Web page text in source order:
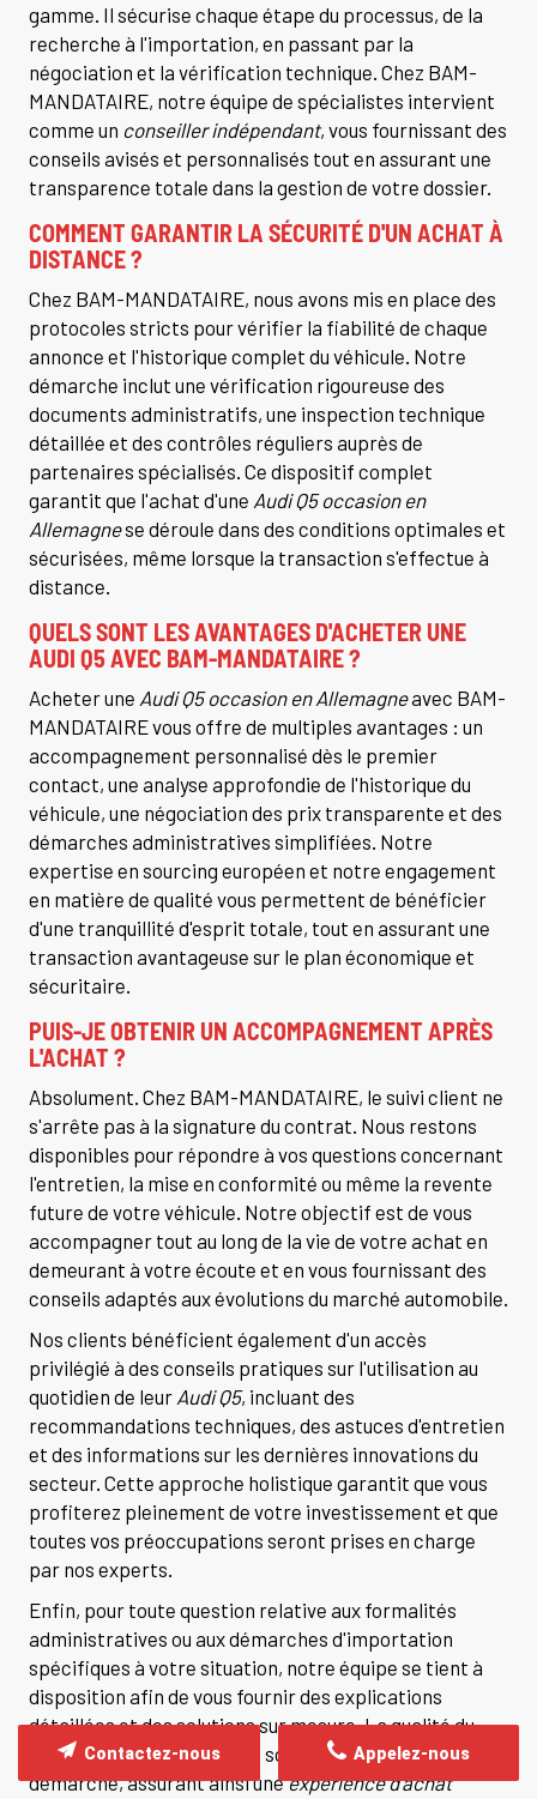
gamme. Il sécurise chaque étape du processus, de la
recherche à l'importation, en passant par la
négociation et la vérification technique. Chez BAM-
MANDATAIRE, notre équipe de spécialistes intervient
comme un conseiller indépendant, vous fournissant des
conseils avisés et personnalisés tout en assurant une
transparence totale dans la gestion de votre dossier.
COMMENT GARANTIR LA SÉCURITÉ D'UN ACHAT À
DISTANCE ?
Chez BAM-MANDATAIRE, nous avons mis en place des
protocoles stricts pour vérifier la fiabilité de chaque
annonce et l'historique complet du véhicule. Notre
démarche inclut une vérification rigoureuse des
documents administratifs, une inspection technique
détaillée et des contrôles réguliers auprès de
partenaires spécialisés. Ce dispositif complet
garantit que l'achat d'une Audi Q5 occasion en
Allemagnese déroule dans des conditions optimales et
sécurisées, même lorsque la transaction s'effectue à
distance.
QUELS SONT LES AVANTAGES D'ACHETER UNE
AUDI Q5 AVEC BAM-MANDATAIRE ?
Acheter une Audi Q5 occasion en Allemagneavec BAM-
MANDATAIRE vous offre de multiples avantages : un
accompagnement personnalisé dès le premier
contact, une analyse approfondie de l'historique du
véhicule, une négociation des prix transparente et des
démarches administratives simplifiées. Notre
expertise en sourcing européen et notre engagement
en matière de qualité vous permettent de bénéficier
d'une tranquillité d'esprit totale, tout en assurant une
transaction avantageuse sur le plan économique et
sécuritaire.
PUIS-JE OBTENIR UN ACCOMPAGNEMENT APRÈS
L'ACHAT ?
Absolument. Chez BAM-MANDATAIRE, le suivi client ne
s'arrête pas à la signature du contrat. Nous restons
disponibles pour répondre à vos questions concernant
l'entretien, la mise en conformité ou même la revente
future de votre véhicule. Notre objectif est de vous
accompagner tout au long de la vie de votre achat en
demeurant à votre écoute et en vous fournissant des
conseils adaptés aux évolutions du marché automobile.
Nos clients bénéficient également d'un accès
privilégié à des conseils pratiques sur l'utilisation au
quotidien de leur Audi Q5, incluant des
recommandations techniques, des astuces d'entretien
et des informations sur les dernières innovations du
secteur. Cette approche holistique garantit que vous
profiterez pleinement de votre investissement et que
toutes vos préoccupations seront prises en charge
par nos experts.
Enfin, pour toute question relative aux formalités
administratives ou aux démarches d'importation
spécifiques à votre situation, notre équipe se tient à
disposition afin de vous fournir des explications
détaillées et des solutions sur mesure. La qualité du
service et la transparence sont au cœur de notre
démarche, assurant ainsi uneexpérience d'achat
Appelez-nous
Contactez-nous